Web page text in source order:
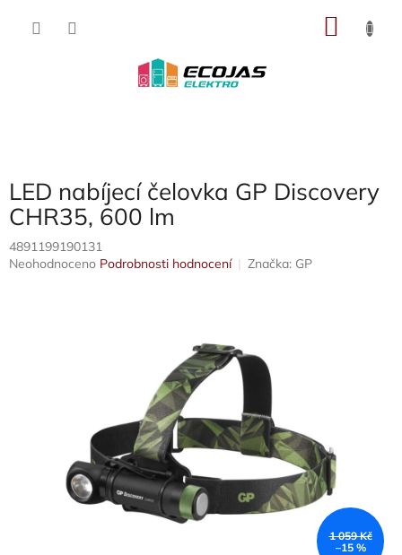
LED nabíjecí čelovka GP Discovery
CHR35, 600 lm
4891199190131
Průměrné
Neohodnoceno Podrobnosti hodnocení Značka: GP
1 059 Kč
–15 %